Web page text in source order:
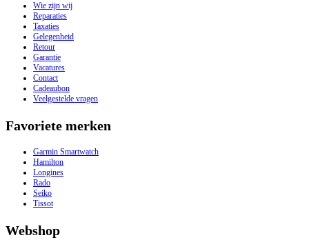
Wie zijn wij
Reparaties
Taxaties
Gelegenheid
Retour
Garantie
Vacatures
Contact
Cadeaubon
Veelgestelde vragen
Favoriete merken
Garmin Smartwatch
Hamilton
Longines
Rado
Seiko
Tissot
Webshop